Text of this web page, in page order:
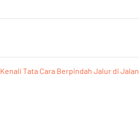
Kenali Tata Cara Berpindah Jalur di Jalan